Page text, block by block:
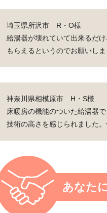
埼玉県所沢市 R・O様
給湯器が壊れていて出来るだ
もらえるというのでお願いし
神奈川県相模原市 H・S様
床暖房の機能のついた給湯器
技術の高さを感じられました
あなた